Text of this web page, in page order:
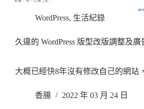
WordPress, 生活紀錄
久違的 WordPress 版型改版調整及廣
大概已經快8年沒有修改自己的網站
香腸 2022 年 03 月 24 日